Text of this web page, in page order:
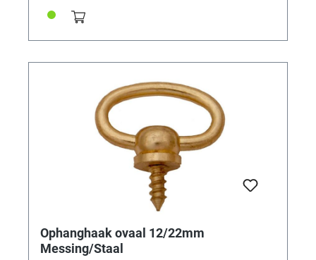
Ophanghaak ovaal 12/22mm
Messing/Staal